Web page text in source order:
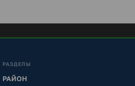
РАЗДЕЛЫ
РАЙОН